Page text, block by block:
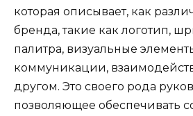
которая описывает, как
бренда, такие как логотип,
палитра, визуальные
коммуникации,
другом. Это своего рода
позволяющее обеспечивать